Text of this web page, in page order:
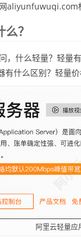
aliyunfuwuqi.com
？
，什么轻量？轻量
有什么区别？轻量
阿里云轻量应